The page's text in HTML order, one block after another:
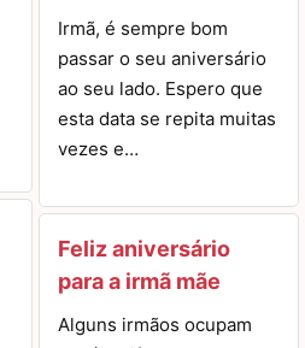
Irmã, é sempre bom
passar o seu aniversário
ao seu lado. Espero que
esta data se repita muitas
vezes e…
Feliz aniversário
para a irmã mãe
Alguns irmãos ocupam